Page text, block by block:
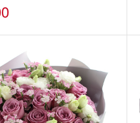
绿色小扣菊，剑叶，尤加利